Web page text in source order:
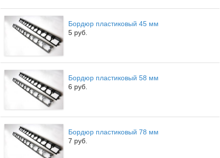
Бордюр пластиковый 45 мм
5 руб.
Бордюр пластиковый 58 мм
6 руб.
Бордюр пластиковый 78 мм
7 руб.